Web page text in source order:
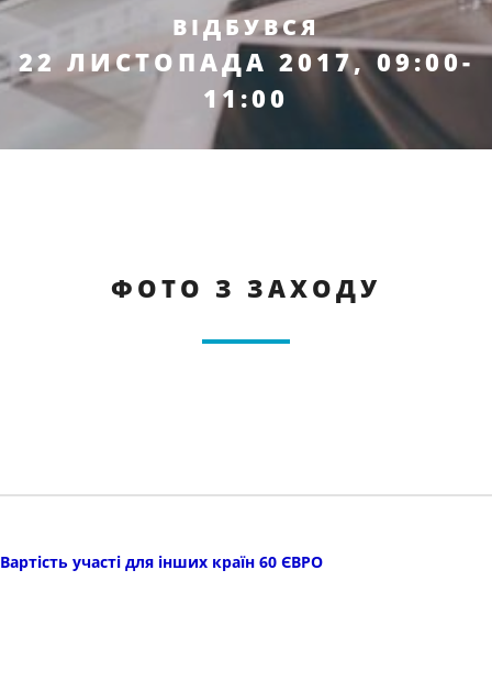
ВІДБУВСЯ
22 ЛИСТОПАДА 2017, 09:00-
11:00
ФОТО З ЗАХОДУ
Вартість участі для інших країн 60 ЄВРО